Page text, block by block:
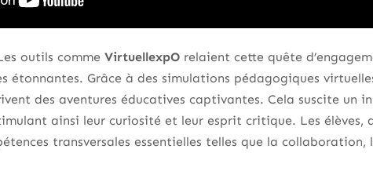
outils comme VirtuellexpO relaient cette quête
étonnantes. Grâce à des simulations pédagogiques
des aventures éducatives captivantes. Cela suscite un
ainsi leur curiosité et leur esprit critique. Les
transversales essentielles telles que la